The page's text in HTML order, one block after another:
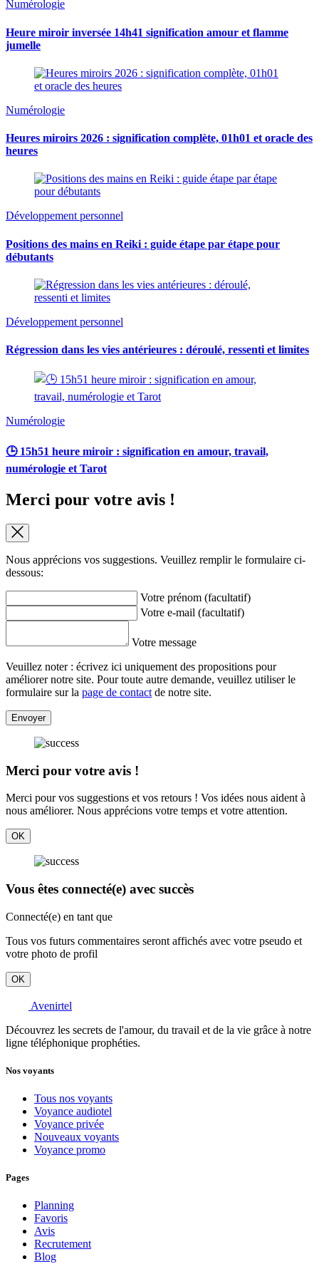
Numérologie
Heure miroir inversée 14h41 signification amour et flamme
jumelle
Numérologie
Heures miroirs 2026 : signification complète, 01h01 et oracle des
heures
Développement personnel
Positions des mains en Reiki : guide étape par étape pour
débutants
Développement personnel
Régression dans les vies antérieures : déroulé, ressenti et limites
Numérologie
🕒 15h51 heure miroir : signification en amour, travail,
numérologie et Tarot
Merci pour votre avis !
Nous apprécions vos suggestions. Veuillez remplir le formulaire ci-
dessous:
Votre prénom (facultatif)
Votre e-mail (facultatif)
Votre message
Veuillez noter : écrivez ici uniquement des propositions pour
améliorer notre site. Pour toute autre demande, veuillez utiliser le
formulaire sur la page de contact de notre site.
Envoyer
Merci pour votre avis !
Merci pour vos suggestions et vos retours ! Vos idées nous aident à
nous améliorer. Nous apprécions votre temps et votre attention.
OK
Vous êtes connecté(e) avec succès
Connecté(e) en tant que
Tous vos futurs commentaires seront affichés avec votre pseudo et
votre photo de profil
OK
Avenirtel
Découvrez les secrets de l'amour, du travail et de la vie grâce à notre
ligne téléphonique prophéties.
Nos voyants
Tous nos voyants
Voyance audiotel
Voyance privée
Nouveaux voyants
Voyance promo
Pages
Planning
Favoris
Avis
Recrutement
Blog